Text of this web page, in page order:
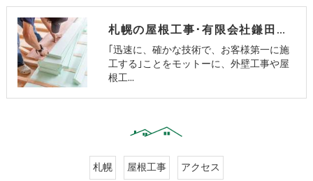
札幌の屋根工事･有限会社鎌田板金工業の評判
｢迅速に、確かな技術で、お客様第一に施
工する｣ことをモットーに、外壁工事や屋
根工…
札幌 屋根工事 アクセス